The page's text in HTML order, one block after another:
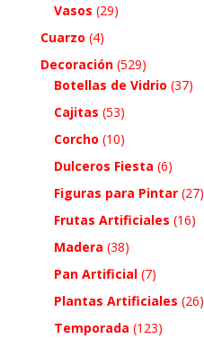
Vasos (29)
Cuarzo (4)
Decoración (529)
Botellas de Vidrio (37)
Cajitas (53)
Corcho (10)
Dulceros Fiesta (6)
Figuras para Pintar (27)
Frutas Artificiales (16)
Madera (38)
Pan Artificial (7)
Plantas Artificiales (26)
Temporada (123)